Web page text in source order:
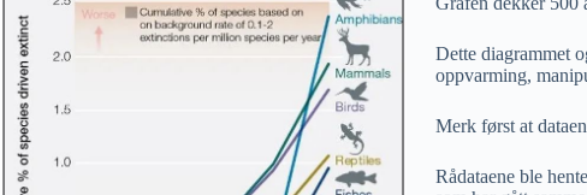
Dette diagrammet
oppvarming,
Merk først at
Rådataene ble